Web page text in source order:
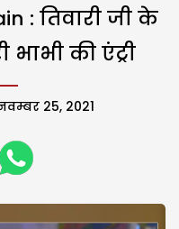
: तिवारी जी के
की एंट्री
25, 2021